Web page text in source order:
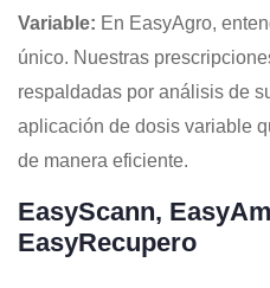
Variable: En EasyAgro,
único. Nuestras
respaldadas por análisis de
aplicación de dosis variable
de manera eficiente.
EasyScann,
EasyRecupero